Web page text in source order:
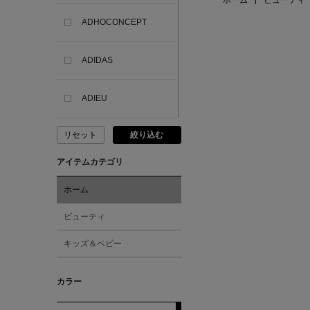
ADHOCONCEPT
ADIDAS
ADIEU
ADLIN HUE
ADVISORY BOARD
CRYSTALS
AKIKO OGAWA.
リセット 絞り込む
アイテムカテゴリ
ホーム
ビューティ
キッズ＆ベビー
カラー